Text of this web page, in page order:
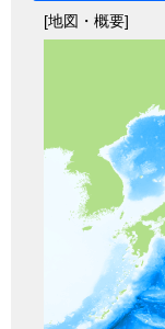
[地図・概要]